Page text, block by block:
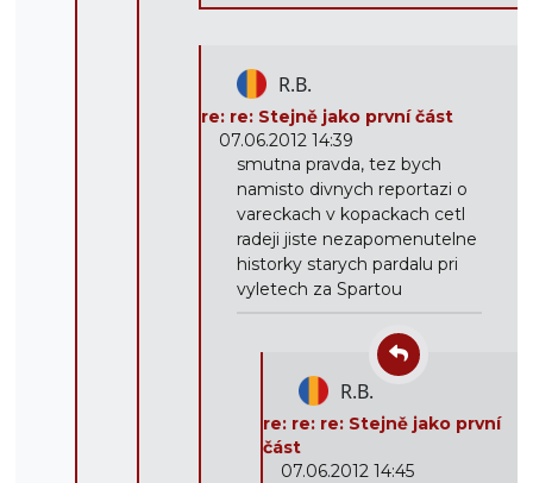
R.B.
re: re: Stejně jako první část
07.06.2012 14:39
smutna pravda, tez bych
namisto divnych reportazi o
vareckach v kopackach cetl
radeji jiste nezapomenutelne
historky starych pardalu pri
vyletech za Spartou
R.B.
re: re: re: Stejně jako první
část
07.06.2012 14:45